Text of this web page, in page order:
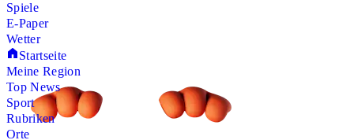
Spiele
E-Paper
Wetter
Startseite
Meine Region
Top News
Sport
Rubriken
Orte